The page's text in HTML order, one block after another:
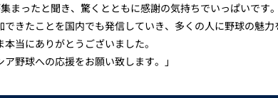
まったと聞き、驚くとともに感謝の気持ちでいっぱいです。
できたことを国内でも発信していき、多くの人に野球の魅力
当にありがとうございました。
野球への応援をお願い致します。」